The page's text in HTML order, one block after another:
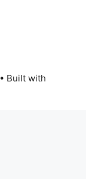
• Built with